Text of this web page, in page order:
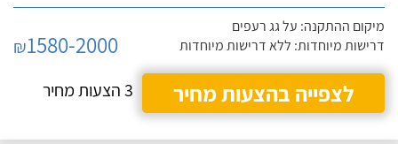
מיקום ההתקנה: על גג רעפים
דרישות מיוחדות: ללא דרישות מיוחדות
₪1580-2000
לצפייה בהצעות מחיר
3 הצעות מחיר